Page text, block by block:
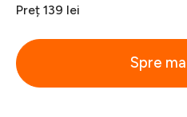
Preț 139 lei
Spre